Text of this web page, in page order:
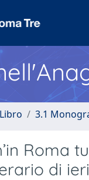
3.1
Roma
di